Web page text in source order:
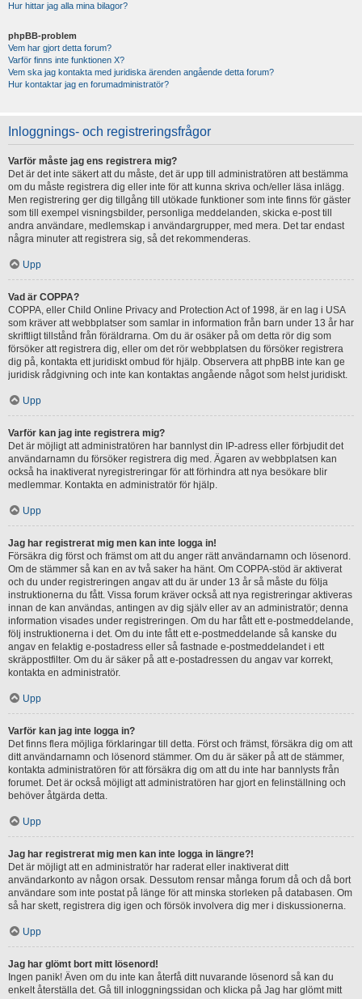
Hur hittar jag alla mina bilagor?
phpBB-problem
Vem har gjort detta forum?
Varför finns inte funktionen X?
Vem ska jag kontakta med juridiska ärenden angående detta forum?
Hur kontaktar jag en forumadministratör?
Inloggnings- och registreringsfrågor
Varför måste jag ens registrera mig?
Det är det inte säkert att du måste, det är upp till administratören att bestämma
om du måste registrera dig eller inte för att kunna skriva och/eller läsa inlägg.
Men registrering ger dig tillgång till utökade funktioner som inte finns för gäster
som till exempel visningsbilder, personliga meddelanden, skicka e-post till
andra användare, medlemskap i användargrupper, med mera. Det tar endast
några minuter att registrera sig, så det rekommenderas.
Upp
Vad är COPPA?
COPPA, eller Child Online Privacy and Protection Act of 1998, är en lag i USA
som kräver att webbplatser som samlar in information från barn under 13 år har
skriftligt tillstånd från föräldrarna. Om du är osäker på om detta rör dig som
försöker att registrera dig, eller om det rör webbplatsen du försöker registrera
dig på, kontakta ett juridiskt ombud för hjälp. Observera att phpBB inte kan ge
juridisk rådgivning och inte kan kontaktas angående något som helst juridiskt.
Upp
Varför kan jag inte registrera mig?
Det är möjligt att administratören har bannlyst din IP-adress eller förbjudit det
användarnamn du försöker registrera dig med. Ägaren av webbplatsen kan
också ha inaktiverat nyregistreringar för att förhindra att nya besökare blir
medlemmar. Kontakta en administratör för hjälp.
Upp
Jag har registrerat mig men kan inte logga in!
Försäkra dig först och främst om att du anger rätt användarnamn och lösenord.
Om de stämmer så kan en av två saker ha hänt. Om COPPA-stöd är aktiverat
och du under registreringen angav att du är under 13 år så måste du följa
instruktionerna du fått. Vissa forum kräver också att nya registreringar aktiveras
innan de kan användas, antingen av dig själv eller av an administratör; denna
information visades under registreringen. Om du har fått ett e-postmeddelande,
följ instruktionerna i det. Om du inte fått ett e-postmeddelande så kanske du
angav en felaktig e-postadress eller så fastnade e-postmeddelandet i ett
skräppostfilter. Om du är säker på att e-postadressen du angav var korrekt,
kontakta en administratör.
Upp
Varför kan jag inte logga in?
Det finns flera möjliga förklaringar till detta. Först och främst, försäkra dig om att
ditt användarnamn och lösenord stämmer. Om du är säker på att de stämmer,
kontakta administratören för att försäkra dig om att du inte har bannlysts från
forumet. Det är också möjligt att administratören har gjort en felinställning och
behöver åtgärda detta.
Upp
Jag har registrerat mig men kan inte logga in längre?!
Det är möjligt att en administratör har raderat eller inaktiverat ditt
användarkonto av någon orsak. Dessutom rensar många forum då och då bort
användare som inte postat på länge för att minska storleken på databasen. Om
så har skett, registrera dig igen och försök involvera dig mer i diskussionerna.
Upp
Jag har glömt bort mitt lösenord!
Ingen panik! Även om du inte kan återfå ditt nuvarande lösenord så kan du
enkelt återställa det. Gå till inloggningssidan och klicka på Jag har glömt mitt